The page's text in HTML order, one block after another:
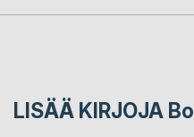
LISÄÄ KIRJOJA Bo